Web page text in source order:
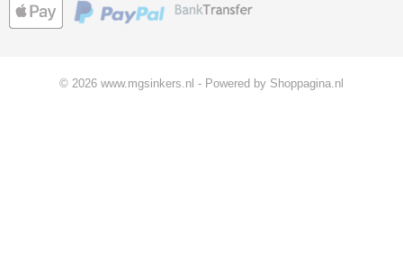
© 2026 www.mgsinkers.nl - Powered by Shoppagina.nl